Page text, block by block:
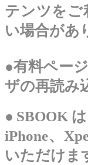
テンツをご
い場合があ
●有料ペー
ザの再読み
●SBOOK
iPhone、
いただけま